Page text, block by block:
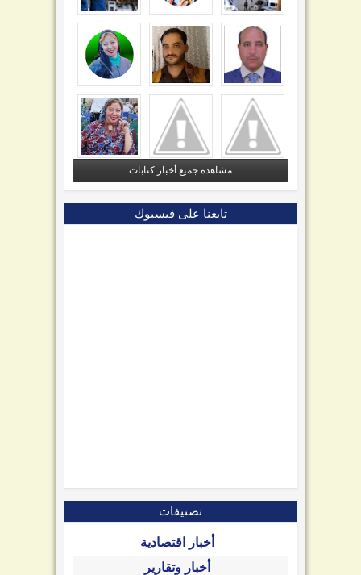
مشاهدة جميع أخبار كتابات
تابعنا على فيسبوك
تصنيفات
أخبار اقتصادية
أخبار وتقارير